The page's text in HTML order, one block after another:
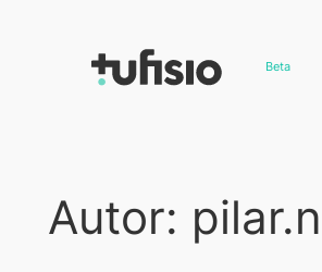
Beta
Autor: